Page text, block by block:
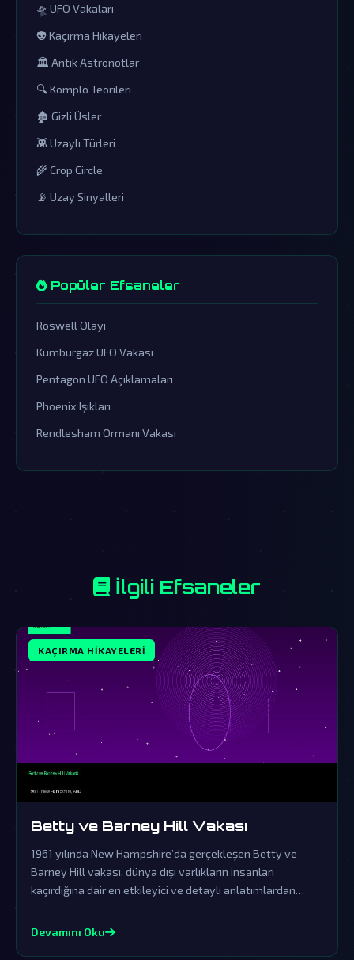
🛸 UFO Vakaları
👽 Kaçırma Hikayeleri
🏛️ Antik Astronotlar
🔍 Komplo Teorileri
🏚️ Gizli Üsler
👾 Uzaylı Türleri
🌾 Crop Circle
📡 Uzay Sinyalleri
Popüler Efsaneler
Roswell Olayı
Kumburgaz UFO Vakası
Pentagon UFO Açıklamaları
Phoenix Işıkları
Rendlesham Ormanı Vakası
İlgili Efsaneler
KAÇIRMA HIKAYELERI
Betty ve Barney Hill Vakası
1961 yılında New Hampshire’da gerçekleşen Betty ve
Barney Hill vakası, dünya dışı varlıkların insanları
kaçırdığına dair en etkileyici ve detaylı anlatımlardan
durarak, bu olayın ardındaki gerçekler gizemini korumaya
Devamını Oku